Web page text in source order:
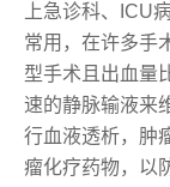
上急诊科、ICU
常用，在许多手
型手术且出血量
速的静脉输液来
行血液透析，肿
瘤化疗药物，以